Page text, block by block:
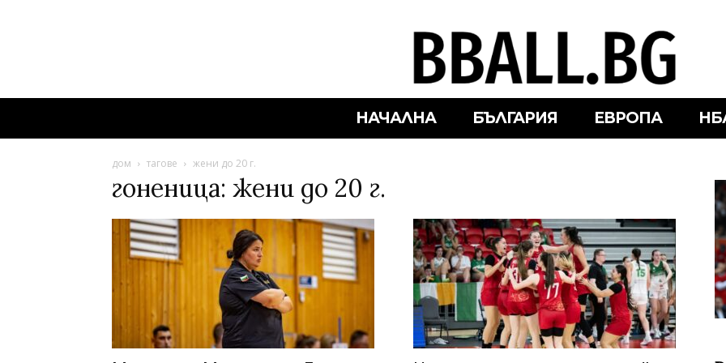
НАЧАЛНА БЪЛГАРИЯ ЕВРОПА
дом тагове жени до 20 г.
гоненица: жени до 20 г.